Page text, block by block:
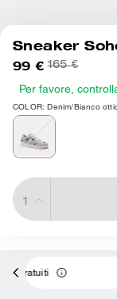
Sneaker
99 € 165 €
Per favore,
COLOR: Denim/Bianco
3